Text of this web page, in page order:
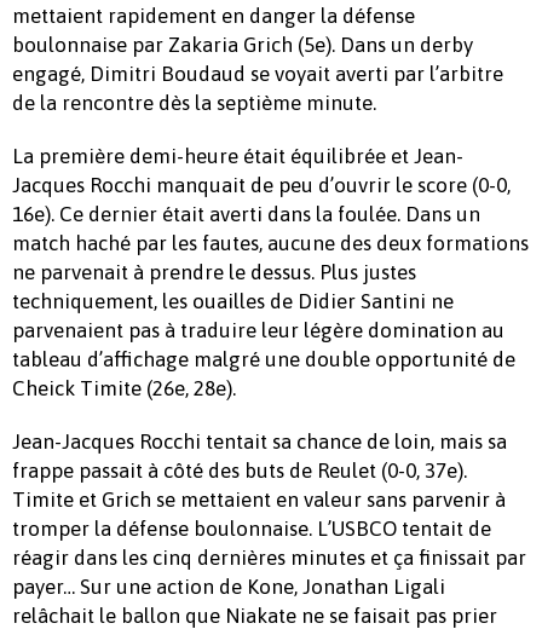
mettaient rapidement en danger la défense
boulonnaise par Zakaria Grich (5e). Dans un derby
engagé, Dimitri Boudaud se voyait averti par l’arbitre
de la rencontre dès la septième minute.
La première demi-heure était équilibrée et Jean-
Jacques Rocchi manquait de peu d’ouvrir le score (0-0,
16e). Ce dernier était averti dans la foulée. Dans un
match haché par les fautes, aucune des deux formations
ne parvenait à prendre le dessus. Plus justes
techniquement, les ouailles de Didier Santini ne
parvenaient pas à traduire leur légère domination au
tableau d’affichage malgré une double opportunité de
Cheick Timite (26e, 28e).
Jean-Jacques Rocchi tentait sa chance de loin, mais sa
frappe passait à côté des buts de Reulet (0-0, 37e).
Timite et Grich se mettaient en valeur sans parvenir à
tromper la défense boulonnaise. L’USBCO tentait de
réagir dans les cinq dernières minutes et ça finissait par
payer… Sur une action de Kone, Jonathan Ligali
relâchait le ballon que Niakate ne se faisait pas prier